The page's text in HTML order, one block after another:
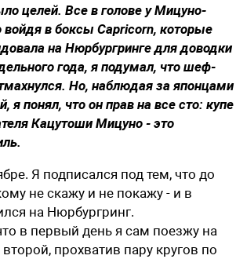
целей. Все в голове у Мицуно-
войдя в боксы Capricorn, которые
на Нюрбургринге для доводки
года, я подумал, что шеф-
Но, наблюдая за японцами
я понял, что он прав на все сто: купе
Кацутоши Мицуно - это
Я подписался под тем, что до
не скажу и не покажу - и в
на Нюрбургринг.
в первый день я сам поезжу на
прохватив пару кругов по